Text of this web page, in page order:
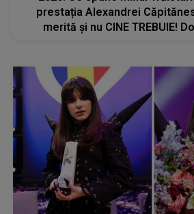
prestația Alexandrei
merită și nu CINE TREBUIE!